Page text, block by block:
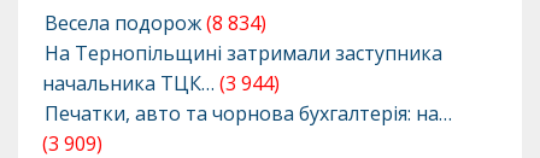
Весела подорож(8 834)
На Тернопільщині затримали заступника
начальника ТЦК… (3 944)
Печатки, авто та чорнова бухгалтерія: на…
(3 909)